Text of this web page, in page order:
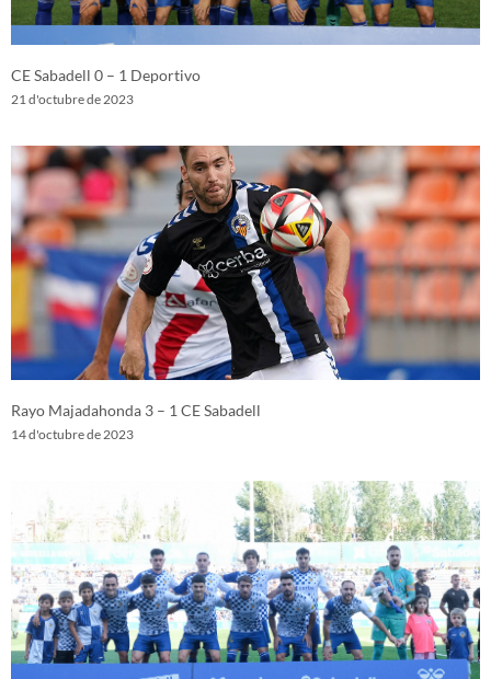
CE Sabadell 0 – 1 Deportivo
21 d'octubre de 2023
Rayo Majadahonda 3 – 1 CE Sabadell
14 d'octubre de 2023